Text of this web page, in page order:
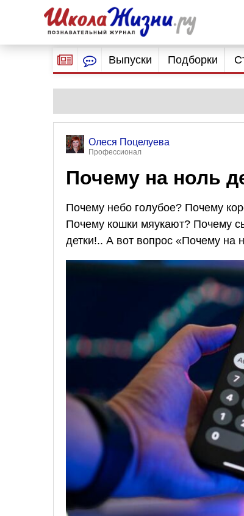
Выпуски Подборки
Олеся Поцелуева
Профессионал
Почему на ноль
Почему небо голубое? Почему
Почему кошки мяукают? Почему
детки!.. А вот вопрос «Почему на